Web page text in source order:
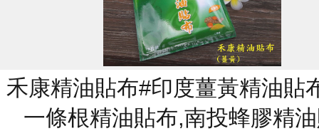
禾康精油貼布#印度薑黃精油貼
一條根精油貼布,南投蜂膠精